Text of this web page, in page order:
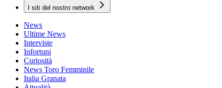
I siti del nostro network
News
Ultime News
Interviste
Infortuni
Curiosità
News Toro Femminile
Italia Granata